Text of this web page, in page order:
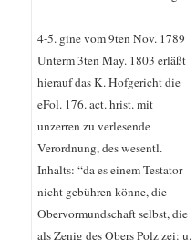
4-5. gine vom 9ten Nov. 1789
Unterm 3ten May. 1803 erläßt
hierauf das K. Hofgericht die
eFol. 176. act. hrist. mit
unzerren zu verlesende
Verordnung, des wesentl.
Inhalts: “da es einem Testator
nicht gebühren könne, die
Obervormundschaft selbst, die
als Zenig des Obers Polz zei: u.